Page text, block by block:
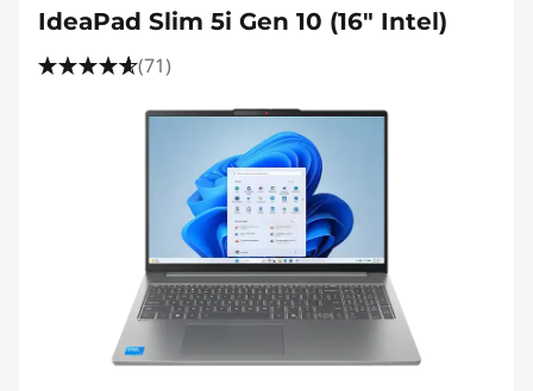
IdeaPad Slim 5i Gen 10 (16" Intel)
(71)